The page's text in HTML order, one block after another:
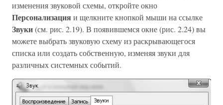
изменения звуковой схемы, откройте окно
Персонализация и щелкните кнопкой мыши на ссылке
Звуки(см. рис. 2.19). В появившемся окне (рис. 2.24) вы
можете выбрать звуковую схему из раскрывающегося
списка или создать собственную, изменяя звуки для
различных системных событий.